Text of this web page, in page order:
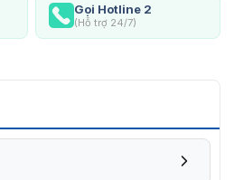
Gọi Hotline 2
(Hỗ trợ 24/7)